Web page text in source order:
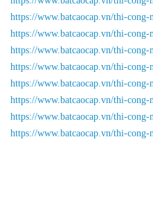
https://www.batcaocap.vn/thi-
https://www.batcaocap.vn/thi-cong-
https://www.batcaocap.vn/thi-
https://www.batcaocap.vn/thi-
https://www.batcaocap.vn/thi-
https://www.batcaocap.vn/thi-cong-
https://www.batcaocap.vn/thi-
https://www.batcaocap.vn/thi-